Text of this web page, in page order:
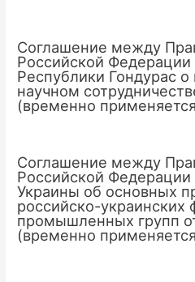
Соглашение между
Российской
Республики Гондурас о
научном
(временно
Соглашение между
Российской
Украины об основных
российско-украинских
промышленных групп
(временно